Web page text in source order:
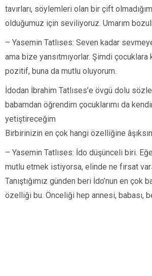
tavırları, söylemleri olan bir çift
olduğumuz için seviliyoruz. Umarım
– Yasemin Tatlıses: Seven kadar
ama bize yansıtmıyorlar. Şimdi çocuklara
pozitif, buna da mutlu oluyorum.
İdodan İbrahim Tatlıses’e övgü dolu
babamdan öğrendim çocuklarımı da
yetiştireceğim
Birbirinizin en çok hangi özelliğine
– Yasemin Tatlıses: İdo düşünceli biri.
mutlu etmek istiyorsa, elinde ne fırsat
Tanıştığımız günden beri İdo’nun en çok
özelliği bu. Önceliği hep annesi, babası,